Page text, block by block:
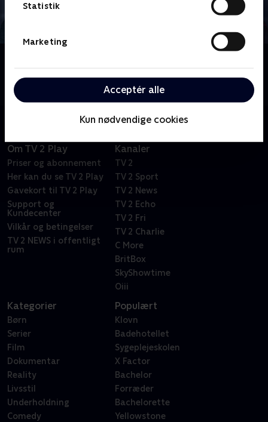
Statistik
Marketing
Acceptér alle
Kun nødvendige cookies
tidlige pionerdage med udforskning af det ydre rum.
Om TV 2 Play
Priser og abonnement
Her kan du se TV 2 Play
Gavekort til TV 2 Play
Support og
Kundecenter
Vilkår og betingelser
TV 2 NEWS i offentligt
rum
Kanaler
TV 2
TV 2 Sport
TV 2 News
TV 2 Echo
TV 2 Fri
TV 2 Charlie
C More
BritBox
SkyShowtime
Oiii
Kategorier
Børn
Serier
Film
Dokumentar
Reality
Livsstil
Underholdning
Comedy
Populært
Klovn
Badehotellet
Sygeplejeskolen
X Factor
Bachelor
Forræder
Bachelorette
Yellowstone